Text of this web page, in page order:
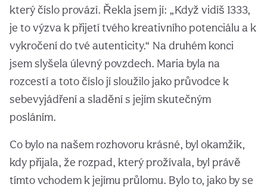
který číslo provází. Řekla jsem jí: „Když vidíš 1333,
je to výzva k přijetí tvého kreativního potenciálu a k
vykročení do tvé autenticity.“ Na druhém konci
jsem slyšela úlevný povzdech. Maria byla na
rozcestí a toto číslo jí sloužilo jako průvodce k
sebevyjádření a sladění s jejím skutečným
posláním.
Co bylo na našem rozhovoru krásné, byl okamžik,
kdy přijala, že rozpad, který prožívala, byl právě
tímto vchodem k jejímu průlomu. Bylo to, jako by se